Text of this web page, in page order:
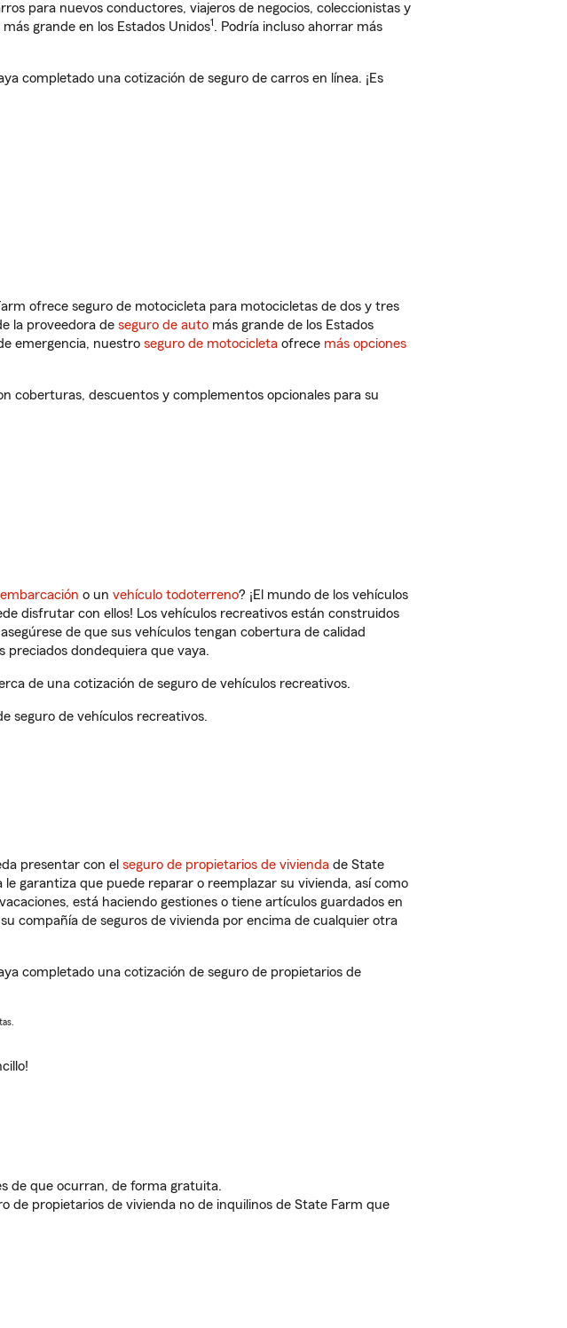
para nuevos conductores, viajeros de negocios, coleccionistas y
grande en los Estados Unidos1. Podría incluso ahorrar más
completado una cotización de seguro de carros en línea. ¡Es
ofrece seguro de motocicleta para motocicletas de dos y tres
la proveedora de seguro de auto más grande de los Estados
emergencia, nuestro seguro de motocicleta ofrece más opciones
coberturas, descuentos y complementos opcionales para su
embarcación o un vehículo todoterreno? ¡El mundo de los vehículos
disfrutar con ellos! Los vehículos recreativos están construidos
de que sus vehículos tengan cobertura de calidad
preciados dondequiera que vaya.
de una cotización de seguro de vehículos recreativos.
seguro de vehículos recreativos.
presentar con el seguro de propietarios de vivienda de State
le garantiza que puede reparar o reemplazar su vivienda, así como
está haciendo gestiones o tiene artículos guardados en
compañía de seguros de vivienda por encima de cualquier otra
completado una cotización de seguro de propietarios de
de que ocurran, de forma gratuita.
de propietarios de vivienda no de inquilinos de State Farm que